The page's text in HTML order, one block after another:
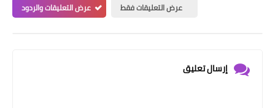
عرض التعليقات فقط
عرض التعليقات والردود
إرسال تعليق